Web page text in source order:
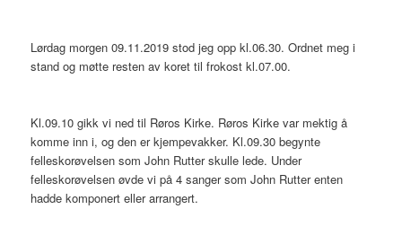
Lørdag morgen 09.11.2019 stod jeg opp kl.06.30. Ordnet meg i
stand og møtte resten av koret til frokost kl.07.00.
Kl.09.10 gikk vi ned til Røros Kirke. Røros Kirke var mektig å
komme inn i, og den er kjempevakker. Kl.09.30 begynte
felleskorøvelsen som John Rutter skulle lede. Under
felleskorøvelsen øvde vi på 4 sanger som John Rutter enten
hadde komponert eller arrangert.